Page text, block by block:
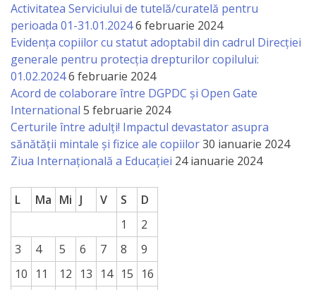
Activitatea Serviciului de tutelă/curatelă pentru
perioada 01-31.01.20246 februarie 2024
Evidența copiilor cu statut adoptabil din cadrul Direcției
generale pentru protecția drepturilor copilului:
01.02.20246 februarie 2024
Acord de colaborare între DGPDC și Open Gate
International 5 februarie 2024
Certurile între adulți! Impactul devastator asupra
sănătății mintale și fizice ale copiilor30 ianuarie 2024
Ziua Internațională a Educației 24 ianuarie 2024
L Ma Mi J V S
D
1
2
3
4 5 6 7 8
9
10
11 12 13 14 15
16